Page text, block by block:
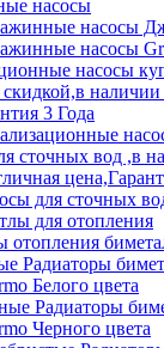
насосы
насосы
насосы
насосы
скидкой,в
3 Года
сточных вод ,в
для сточных
для отопления
отопления
Радиаторы
Белого цвета
Радиаторы
Черного цвета